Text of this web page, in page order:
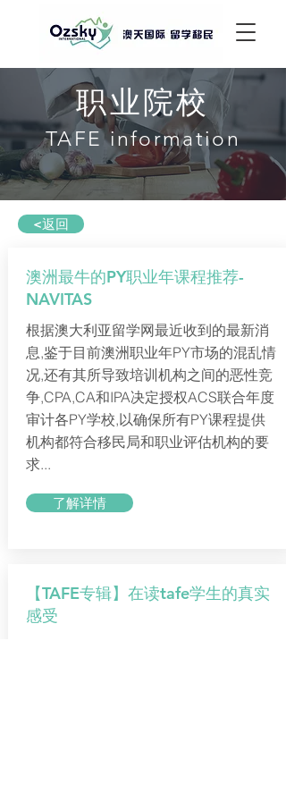
职业院校
TAFE information
<返回
澳洲最牛的PY职业年课程推荐-
NAVITAS
根据澳大利亚留学网最近收到的最新消
息,鉴于目前澳洲职业年PY市场的混乱情
况,还有其所导致培训机构之间的恶性竞
争,CPA,CA和IPA决定授权ACS联合年度
审计各PY学校,以确保所有PY课程提供
机构都符合移民局和职业评估机构的要
求...
了解详情
【TAFE专辑】在读tafe学生的真实
感受